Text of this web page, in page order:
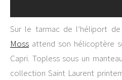
Sur le tarmac de l’héliport
Moss attend son hélicoptère
Capri. Topless sous un
collection Saint Laurent